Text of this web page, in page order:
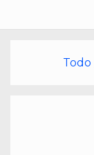
Todo